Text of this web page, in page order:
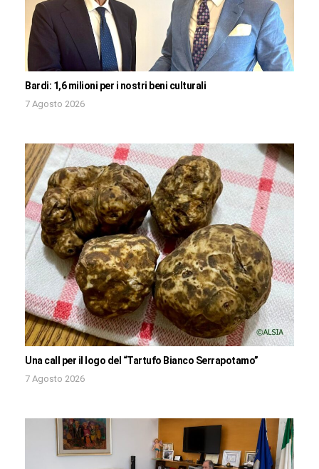
Bardi: 1,6 milioni per i nostri beni culturali
7 Agosto 2026
Una call per il logo del “Tartufo Bianco Serrapotamo”
7 Agosto 2026